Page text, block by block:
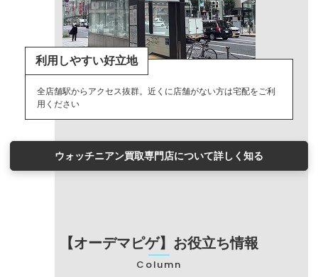
利用しやすい好立地
全店舗駅からアクセス抜群。近くに店舗がない方は宅配をご利
用ください
ウォッチニアン買取専門店について詳しく知る
【オーデマピゲ】お役立ち情報
Column